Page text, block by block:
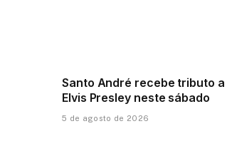
Santo André recebe tributo a
Elvis Presley neste sábado
5 de agosto de 2026